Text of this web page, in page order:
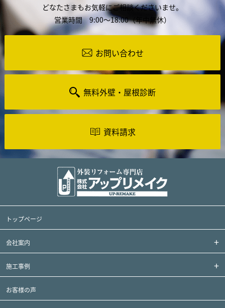
どなたさまもお気軽にご相談くださいませ。
営業時間 9:00～18:00（年中無休）
お問い合わせ
無料外壁・屋根診断
資料請求
トップページ
会社案内
施工事例
お客様の声